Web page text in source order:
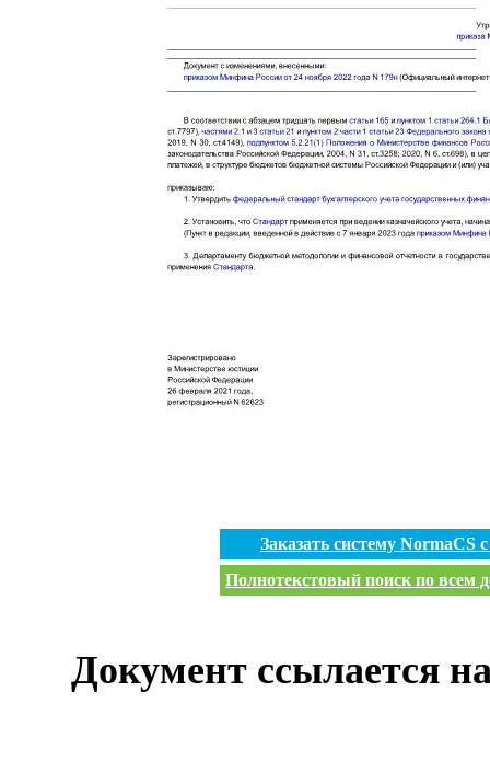
Заказать систему
Полнотекстовый поиск по всем
Документ ссылается